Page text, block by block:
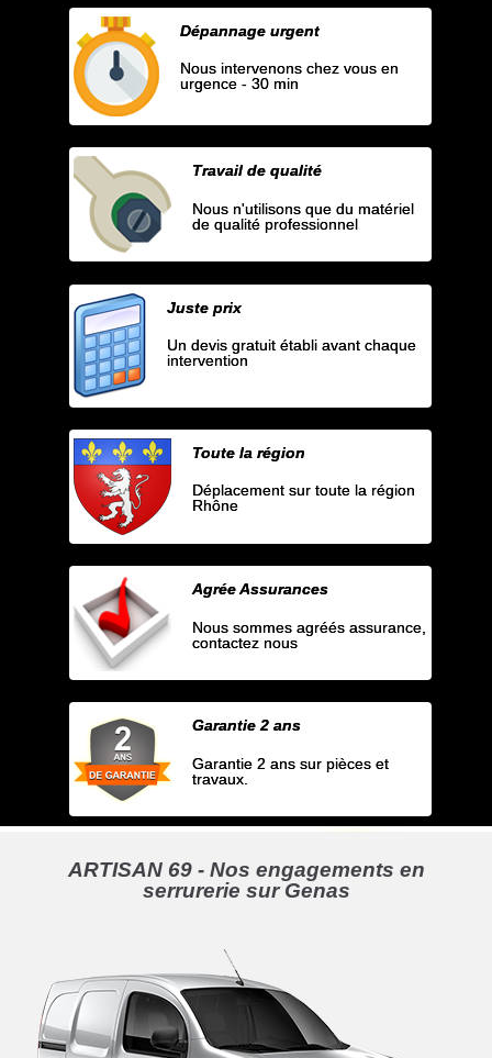
Dépannage urgent
Nous intervenons chez vous en
urgence - 30 min
Travail de qualité
Nous n'utilisons que du matériel
de qualité professionnel
Juste prix
Un devis gratuit établi avant chaque
intervention
Toute la région
Déplacement sur toute la région
Rhône
Agrée Assurances
Nous sommes agréés assurance,
contactez nous
Garantie 2 ans
Garantie 2 ans sur pièces et
travaux.
ARTISAN 69 - Nos engagements en
serrurerie sur Genas